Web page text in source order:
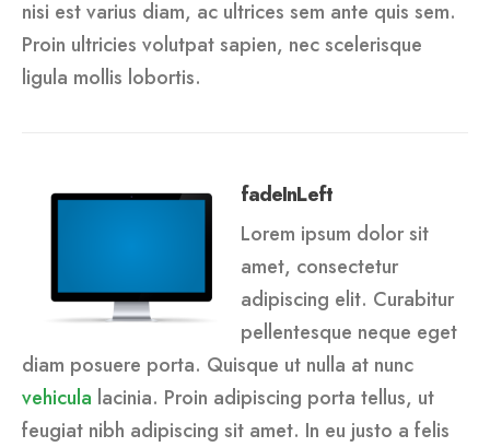
nisi est varius diam, ac ultrices sem ante quis sem.
Proin ultricies volutpat sapien, nec scelerisque
ligula mollis lobortis.
fadeInLeft
Lorem ipsum dolor sit
amet, consectetur
adipiscing elit. Curabitur
pellentesque neque eget
diam posuere porta. Quisque ut nulla at nunc
vehicula lacinia. Proin adipiscing porta tellus, ut
feugiat nibh adipiscing sit amet. In eu justo a felis